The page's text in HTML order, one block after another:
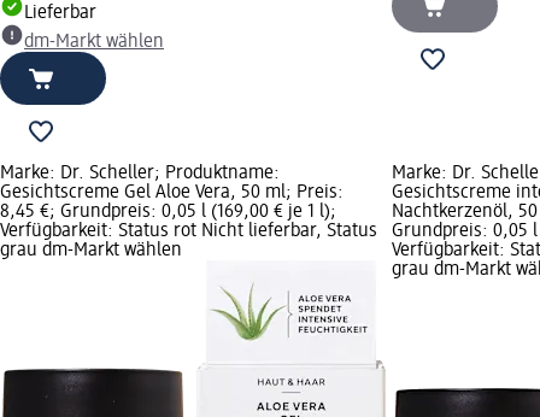
Lieferbar
dm-Markt wählen
Marke: Dr. Scheller; Produktname:
Gesichtscreme Gel Aloe Vera, 50 ml; Preis:
8,45 €; Grundpreis: 0,05 l (169,00 € je 1 l);
Verfügbarkeit: Status rot Nicht lieferbar, Status
grau dm-Markt wählen
Marke: Dr.
Gesichtscreme
Nachtkerzenöl,
Grundpreis: 0,05 l
Verfügbarkeit:
grau dm-Markt